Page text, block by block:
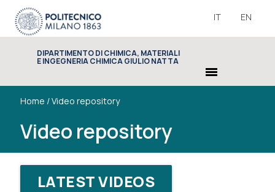
EN
IT
DIPARTIMENTO DI CHIMICA, MATERIALI
E INGEGNERIA CHIMICA GIULIO NATTA
menu
Home /Video repository
Video repository
LATEST VIDEOS